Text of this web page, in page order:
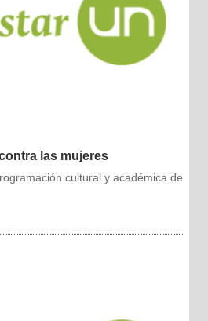
las mujeres
cultural y académica de